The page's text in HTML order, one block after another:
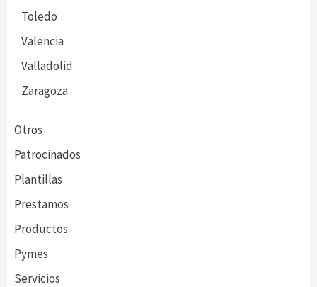
Toledo
Valencia
Valladolid
Zaragoza
Otros
Patrocinados
Plantillas
Prestamos
Productos
Pymes
Servicios